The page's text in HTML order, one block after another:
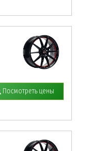
Посмотреть цены